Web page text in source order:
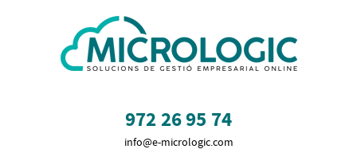
972 26 95 74
info@e-micrologic.com